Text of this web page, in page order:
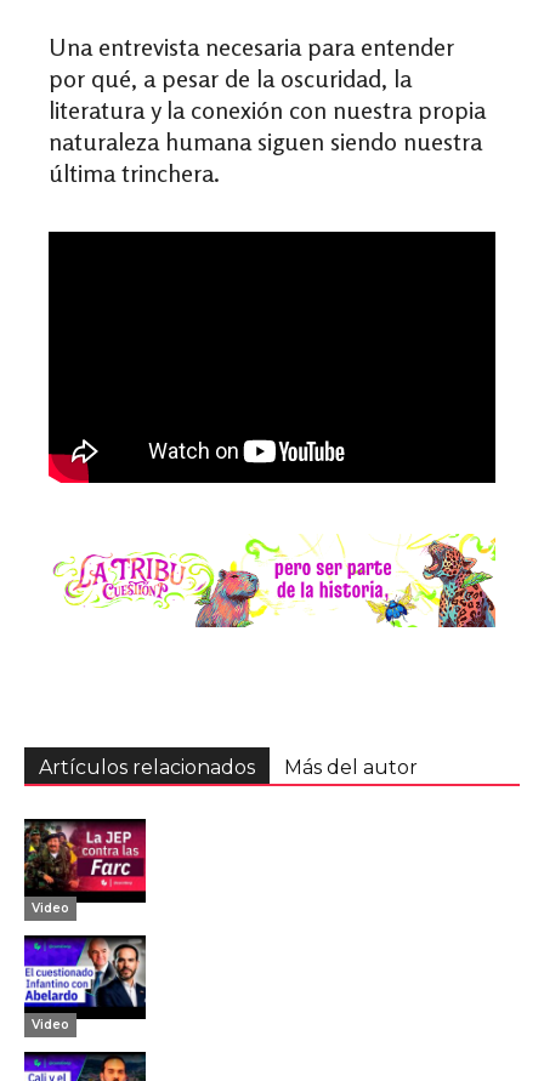
Una entrevista necesaria para entender
por qué, a pesar de la oscuridad, la
literatura y la conexión con nuestra propia
naturaleza humana siguen siendo nuestra
última trinchera.
Artículos relacionados Más del autor
Video
Video